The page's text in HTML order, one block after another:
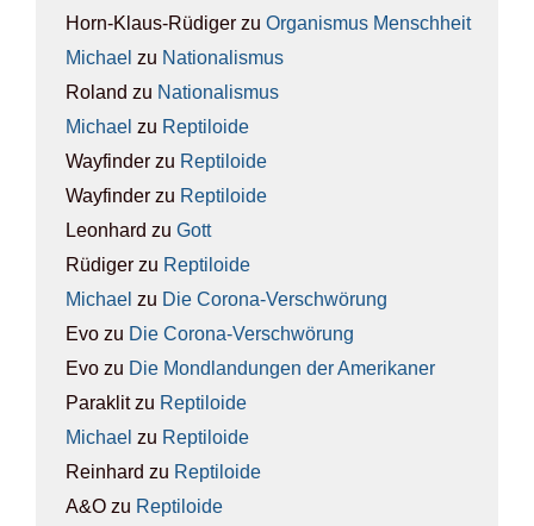
Horn-Klaus-Rüdiger zu Orga­nis­mus Mensch­heit
Michael zu Natio­na­lis­mus
Roland zu Natio­na­lis­mus
Michael zu Rep­ti­lo­ide
Wayfinder zu Rep­ti­lo­ide
Wayfinder zu Rep­ti­lo­ide
Leonhard zu Gott
Rüdiger zu Rep­ti­lo­ide
Michael zu Die Coro­na-Ver­schwö­rung
Evo zu Die Coro­na-Ver­schwö­rung
Evo zu Die Mond­lan­dun­gen der Ame­ri­ka­ner
Paraklitzu Rep­ti­lo­ide
Michael zu Rep­ti­lo­ide
Reinhard zu Rep­ti­lo­ide
A&O zu Rep­ti­lo­ide